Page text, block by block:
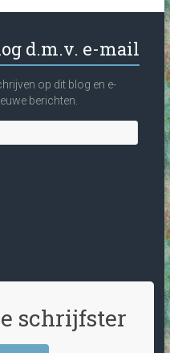
d.m.v. e-mail
op dit blog en e-
berichten.
schrijfster